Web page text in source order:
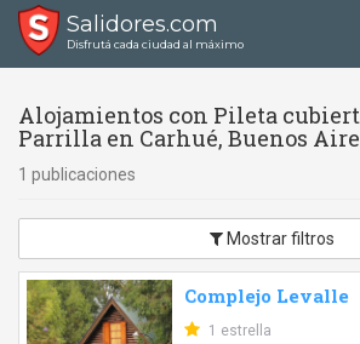
Salidores.com
Disfrutá cada ciudad al máximo
Alojamientos con Pileta
Parrilla en Carhué, Buenos
1 publicaciones
Mostrar filtros
Complejo Levalle
1 estrella